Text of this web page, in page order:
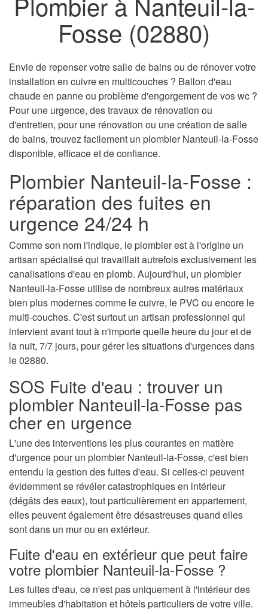
Fosse (02880)
Envie de repenser votre salle de bains ou de rénover votre
installation en cuivre en multicouches ? Ballon d'eau
chaude en panne ou problème d'engorgement de vos wc ?
Pour une urgence, des travaux de rénovation ou
d'entretien, pour une rénovation ou une création de salle
de bains, trouvez facilement un plombier Nanteuil-la-Fosse
disponible, efficace et de confiance.
Plombier Nanteuil-la-Fosse :
réparation des fuites en
urgence 24/24 h
Comme son nom l'indique, le plombier est à l'origine un
artisan spécialisé qui travaillait autrefois exclusivement les
canalisations d'eau en plomb. Aujourd'hui, un plombier
Nanteuil-la-Fosse utilise de nombreux autres matériaux
bien plus modernes comme le cuivre, le PVC ou encore le
multi-couches. C'est surtout un artisan professionnel qui
intervient avant tout à n'importe quelle heure du jour et de
la nuit, 7/7 jours, pour gérer les situations d'urgences dans
le 02880.
SOS Fuite d'eau : trouver un
plombier Nanteuil-la-Fosse pas
cher en urgence
L'une des interventions les plus courantes en matière
d'urgence pour un plombier Nanteuil-la-Fosse, c'est bien
entendu la gestion des fuites d'eau. Si celles-ci peuvent
évidemment se révéler catastrophiques en intérieur
(dégâts des eaux), tout particulièrement en appartement,
elles peuvent également être désastreuses quand elles
sont dans un mur ou en extérieur.
Fuite d'eau en extérieur que peut faire
votre plombier Nanteuil-la-Fosse ?
Les fuites d'eau, ce n'est pas uniquement à l'intérieur des
immeubles d'habitation et hôtels particuliers de votre ville.